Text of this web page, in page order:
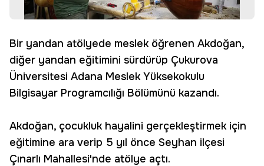
Bir yandan atölyede meslek öğrenen Akdoğan,
diğer yandan eğitimini sürdürüp Çukurova
Üniversitesi Adana Meslek Yüksekokulu
Bilgisayar Programcılığı Bölümünü kazandı.
Akdoğan, çocukluk hayalini gerçekleştirmek için
eğitimine ara verip 5 yıl önce Seyhan ilçesi
Çınarlı Mahallesi'nde atölye açtı.